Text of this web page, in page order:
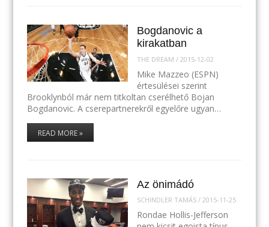
Bogdanovic a
kirakatban
THE DREAM / 2015-12-02
Mike Mazzeo (ESPN)
értesülései szerint
Brooklynból már nem titkoltan cserélhető Bojan
Bogdanovic. A cserepartnerekről egyelőre ugyan…
READ MORE »
Az önimádó
SCHINDLER TAMÁS/ 2015-11-25
Rondae Hollis-Jefferson